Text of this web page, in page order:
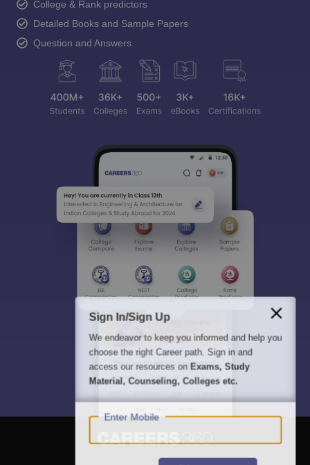
College & Rank predictors
Detailed Books and Sample Papers
Question and Answers
Sign In/Sign Up
We endeavor to keep you informed and help you
choose the right Career path. Sign in and
access our resources on Exams, Study
Material, Counseling, Colleges etc.
Enter Mobile